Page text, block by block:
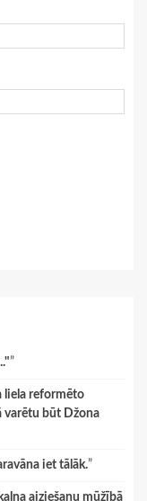
”
liela reformēto
varētu būt Džona
iet tālāk.”
aiziešanu mūžībā